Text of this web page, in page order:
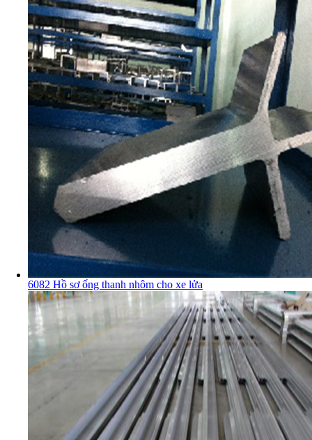
6082 Hồ sơ ống thanh nhôm cho xe lửa